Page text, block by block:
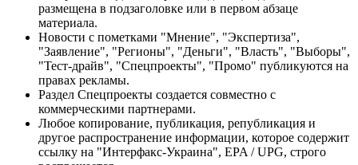
размещена в подзаголовке или в первом абзаце
материала.
Новости с пометками "Мнение", "Экспертиза",
"Заявление", "Регионы", "Деньги", "Власть", "Выборы",
"Тест-драйв", "Спецпроекты", "Промо" публикуются на
правах рекламы.
Раздел Спецпроекты создается совместно с
коммерческими партнерами.
Любое копирование, публикация, републикация и
другое распространение информации, которое содержит
ссылку на "Интерфакс-Украина", EPA / UPG, строго